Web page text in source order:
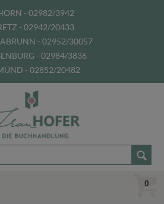
- 02982/3942
- 02942/20433
- 02952/30057
- 02984/3836
- 02852/20482
0